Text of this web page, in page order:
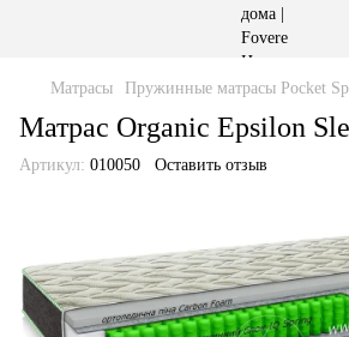
Матрасы Пружинные матрасы Pocket
Матрас Organic Epsilon
Артикул: 010050 Оставить отзыв